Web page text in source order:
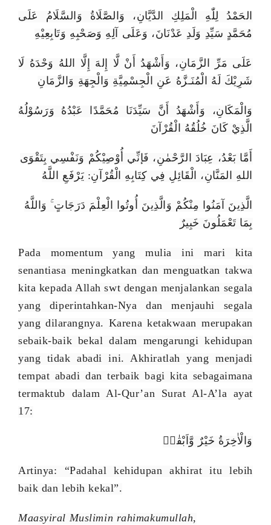
الحَمْدُ لِلّٰهِ الْمَلِكِ الدَّيَّانِ، وَالصَّلَاةُ وَالسَّلَامُ عَلَى
مُحَمَّدٍ سَيِّدِ وَلَدِ عَدْنَانَ، وَعَلَى آلِهِ وَصَحْبِهِ وَتَابِعِيْهِ
عَلَى مَرِّ الزَّمَانِ، وَأَشْهَدُ أَنْ لَّا إِلهَ إِلَّا اللهُ وَحْدَهُ لَا
شَرِيْكَ لَهُ الْمُنَـزَّهُ عَنِ الْجِسْمِيَّةِ وَالْجِهَةِ وَالزَّمَانِ
وَالْمَكَانِ، وَأَشْهَدُ أَنَّ سَيِّدَنَا مُحَمَّدًا عَبْدُهُ وَرَسُوْلُهُ
الَّذِيْ كَانَ خُلُقُهُ الْقُرْآنَ
أَمَّا بَعْدُ، عِبَادَ الرَّحْمٰنِ، فَإنِّي أُوْصِيْكُمْ وَنَفْسِي بِتَقْوَى
اللهِ المَنَّانِ، الْقَائِلِ فِي كِتَابِهِ الْقُرْآنِ: يَرْفَعِ اللَّهُ
الَّذِينَ آمَنُوا مِنْكُمْ وَالَّذِينَ أُوتُوا الْعِلْمَ دَرَجَاتٍ ۚ وَاللَّهُ
بِمَا تَعْمَلُونَ خَبِيرٌ
Pada momentum yang mulia ini mari kita
senantiasa meningkatkan dan menguatkan takwa
kita kepada Allah swt dengan menjalankan segala
yang diperintahkan-Nya dan menjauhi segala
yang dilarangnya. Karena ketakwaan merupakan
sebaik-baik bekal dalam mengarungi kehidupan
yang tidak abadi ini. Akhiratlah yang menjadi
tempat abadi dan terbaik bagi kita sebagaimana
termaktub dalam Al-Qur’an Surat Al-A’la ayat
17:
وَالْاٰخِرَةُ خَيْرٌ وَّاَبْقٰىۗ
Artinya: “Padahal kehidupan akhirat itu lebih
baik dan lebih kekal”.
Maasyiral Muslimin rahimakumullah,